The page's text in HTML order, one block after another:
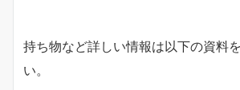
持ち物など詳しい情報は以下の資料
い。